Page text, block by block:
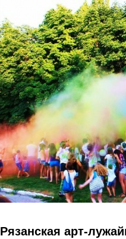
Перейти к основному содержанию
Рязанская арт-